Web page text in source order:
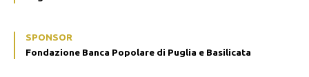
SPONSOR
Fondazione Banca Popolare di Puglia e Basilicata